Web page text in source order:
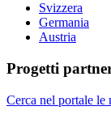
Svizzera
Germania
Austria
Progetti
Cerca nel portale le